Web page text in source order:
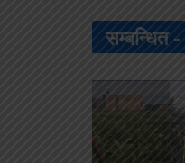
सम्बन्धित -